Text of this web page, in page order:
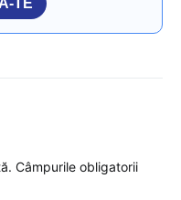
Câmpurile obligatorii